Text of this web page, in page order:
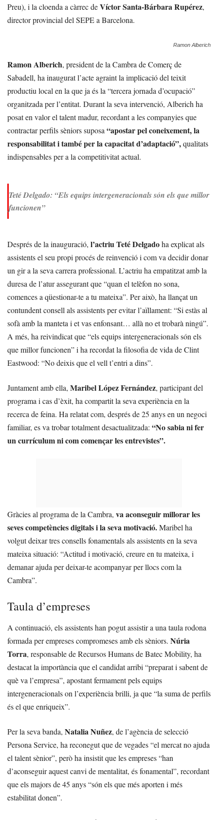
Preu), i la cloenda a càrrec deVíctor Santa-Bárbara Rupérez,
director provincial del SEPE a Barcelona.
Ramon Alberich
Ramon Alberich, president de la Cambra de Comerç de
Sabadell, ha inaugurat l’acte agraint la implicació del teixit
productiu local en la que ja és la “tercera jornada d’ocupació”
organitzada per l’entitat. Durant la seva intervenció, Alberich ha
posat en valor el talent madur, recordant a les companyies que
contractar perfils sèniors suposa“apostar pel coneixement, la
responsabilitat i també per la capacitat d’adaptació”,qualitats
indispensables per a la competitivitat actual.
Teté Delgado: “Els equips intergeneracionals són els que millor
funcionen”
Després de la inauguració, l’actriu Teté Delgadoha explicat als
assistents el seu propi procés de reinvenció i com va decidir donar
un gir a la seva carrera professional. L’actriu ha empatitzat amb la
duresa de l’atur assegurant que “quan el telèfon no sona,
comences a qüestionar-te a tu mateixa”. Per això, ha llançat un
contundent consell als assistents per evitar l’aïllament: “Si estàs al
sofà amb la manteta i et vas enfonsant… allà no et trobarà ningú”.
A més, ha reivindicat que “els equips intergeneracionals són els
que millor funcionen” i ha recordat la filosofia de vida de Clint
Eastwood: “No deixis que el vell t’entri a dins”.
Juntament amb ella, Maribel López Fernández, participant del
programa i cas d’èxit, ha compartit la seva experiència en la
recerca de feina. Ha relatat com, després de 25 anys en un negoci
familiar, es va trobar totalment desactualitzada: “No sabia ni fer
un currículum ni com començar les entrevistes”.
Gràcies al programa de la Cambra, va aconseguir millorar les
seves competències digitals i la seva motivació.Maribel ha
volgut deixar tres consells fonamentals als assistents en la seva
mateixa situació: “Actitud i motivació, creure en tu mateixa, i
demanar ajuda per deixar-te acompanyar per llocs com la
Cambra”.
Taula d’empreses
A continuació, els assistents han pogut assistir a una taula rodona
formada per empreses compromeses amb els sèniors. Núria
Torra, responsable de Recursos Humans de Batec Mobility, ha
destacat la importància que el candidat arribi “preparat i sabent de
què va l’empresa”, apostant fermament pels equips
intergeneracionals on l’experiència brilli, ja que “la suma de perfils
és el que enriqueix”.
Per la seva banda, Natalia Nuñez, de l’agència de selecció
Persona Service, ha reconegut que de vegades “el mercat no ajuda
el talent sènior”, però ha insistit que les empreses “han
d’aconseguir aquest canvi de mentalitat, és fonamental”, recordant
que els majors de 45 anys “són els que més aporten i més
estabilitat donen”.